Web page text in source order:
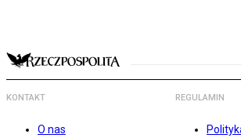
KONTAKT
O nas
REGULAMIN